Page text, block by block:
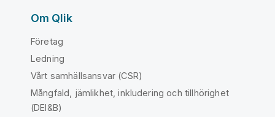
Om Qlik
Företag
Ledning
Vårt samhällsansvar (CSR)
Mångfald, jämlikhet, inkludering och tillhörighet
(DEI&B)